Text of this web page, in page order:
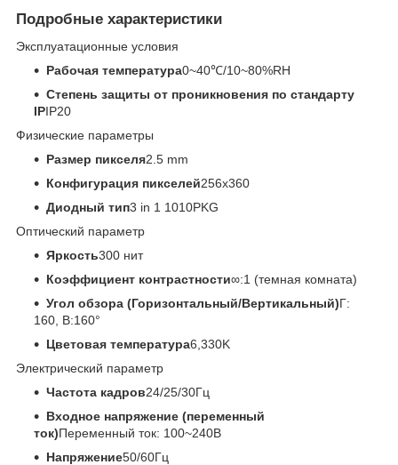
Подробные характеристики
Эксплуатационные условия
Рабочая температура0~40℃/10~80%RH
Степень защиты от проникновения по стандарту
IPIP20
Физические параметры
Размер пикселя2.5 mm
Конфигурация пикселей256x360
Диодный тип3 in 1 1010PKG
Оптический параметр
Яркость300 нит
Коэффициент контрастности∞:1 (темная комната)
Угол обзора (Горизонтальный/Вертикальный)Г:
160, В:160°
Цветовая температура6,330K
Электрический параметр
Частота кадров24/25/30Гц
Входное напряжение (переменный
ток)Переменный ток: 100~240В
Напряжение50/60Гц